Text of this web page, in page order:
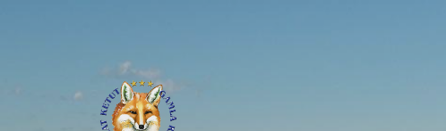
Journalistiliitto / RTTL/ Vanhat Ketut